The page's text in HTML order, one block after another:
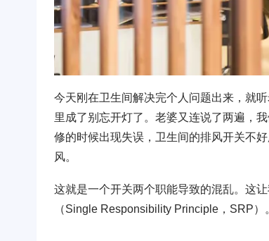
今天刚在卫生间解决完个人问题出来，就
里成了别忘开灯了。老婆又连说了两遍，
修的时候出现失误，卫生间的排风开关不
风。
这就是一个开关两个职能导致的混乱。这
（Single Responsibility Principle，SRP）